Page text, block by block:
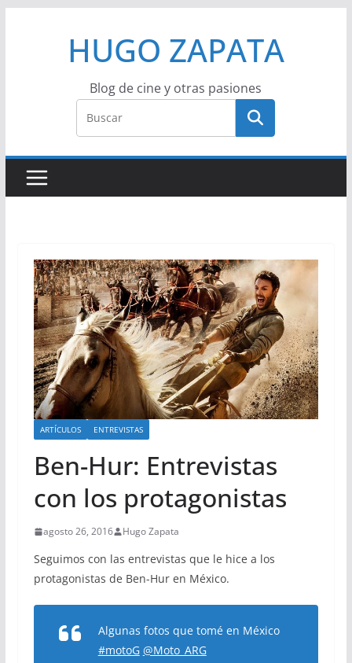
HUGO ZAPATA
Blog de cine y otras pasiones
ARTÍCULOS ENTREVISTAS
Ben-Hur: Entrevistas
con los protagonistas
agosto 26, 2016 Hugo Zapata
Seguimos con las entrevistas que le hice a los
protagonistas de Ben-Hur en México.
Algunas fotos que tomé en México
#motoG @Moto_ARG